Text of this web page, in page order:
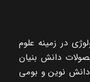
در زمینه علوم
دانش بنیان
دانش نوین و بومی